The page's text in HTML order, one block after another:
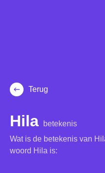
Terug
Hila
betekenis
Wat is de betekenis van
woord Hila is: